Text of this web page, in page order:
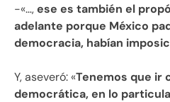
-«…,ese es también el
adelante porque México
democracia, habían
Y, aseveró: «Tenemos que ir
democrática, en lo